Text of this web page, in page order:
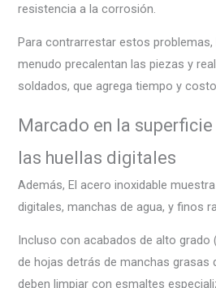
resistencia a la corrosión.
Para contrarrestar estos
menudo precalentan las piezas y
soldados, que agrega tiempo y
Marcado en la
las huellas digitales
Además, El acero inoxidable
digitales, manchas de agua, y finos
Incluso con acabados de alto grado
de hojas detrás de manchas grasas
deben limpiar con esmaltes